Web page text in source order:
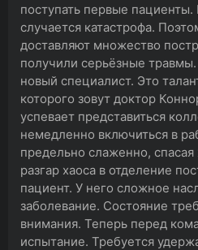
поступать первые
случается катастрофа.
доставляют множество
получили серьёзные
новый специалист. Это
которого зовут доктор
успевает представиться
немедленно включиться в
предельно слаженно,
разгар хаоса в отделение
пациент. У него сложное
заболевание. Состояние
внимания. Теперь перед
испытание. Требуется